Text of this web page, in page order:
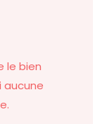
le bien
aucune